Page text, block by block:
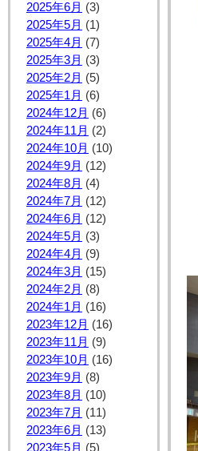
2025年6月 (3)
2025年5月 (1)
2025年4月 (7)
2025年3月 (3)
2025年2月 (5)
2025年1月 (6)
2024年12月 (6)
2024年11月 (2)
2024年10月 (10)
2024年9月 (12)
2024年8月 (4)
2024年7月 (12)
2024年6月 (12)
2024年5月 (3)
2024年4月 (9)
2024年3月 (15)
2024年2月 (8)
2024年1月 (16)
2023年12月 (16)
2023年11月 (9)
2023年10月 (16)
2023年9月 (8)
2023年8月 (10)
2023年7月 (11)
2023年6月 (13)
2023年5月 (5)